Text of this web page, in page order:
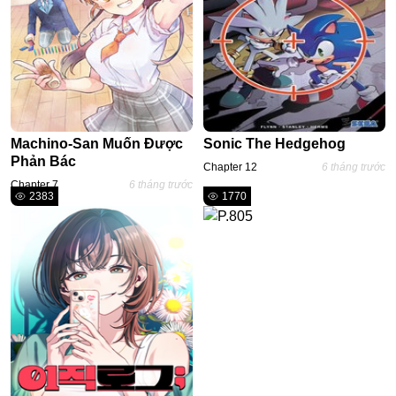
One Shot
Yuri
Truyện Scan
Yaoi
#Trùng Sinh
#Cục Cưng
#Âu Cổ
Showbiz
Adult
Mature
Trọng Sinh
Machino-San Muốn Được
Phản Bác
Chapter 7 6 tháng trước
Sonic The Hedgehog
Chapter 12 6 tháng trước
2383 1770